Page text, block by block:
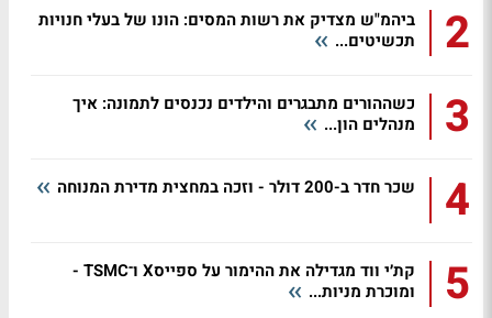
2
ביהמ"ש מצדיק את רשות המסים: הונו של בעלי חנויות
תכשיטים...
3
כשההורים מתבגרים והילדים נכנסים לתמונה: איך
מנהלים הון...
4 שכר חדר ב-200 דולר - וזכה במחצית מדירת המנוחה
5
קת׳י ווד מגדילה את ההימור על ספייסX ו־TSMC -
ומוכרת מניות...